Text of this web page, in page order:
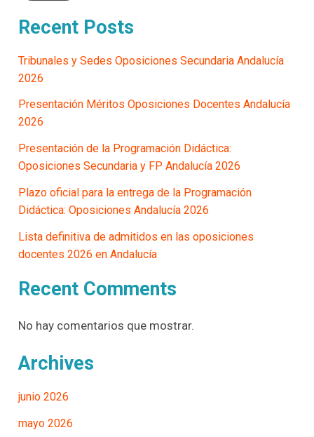
Recent Posts
Tribunales y Sedes Oposiciones Secundaria Andalucía
2026
Presentación Méritos Oposiciones Docentes Andalucía
2026
Presentación de la Programación Didáctica:
Oposiciones Secundaria y FP Andalucía 2026
Plazo oficial para la entrega de la Programación
Didáctica: Oposiciones Andalucía 2026
Lista definitiva de admitidos en las oposiciones
docentes 2026 en Andalucía
Recent Comments
No hay comentarios que mostrar.
Archives
junio 2026
mayo 2026